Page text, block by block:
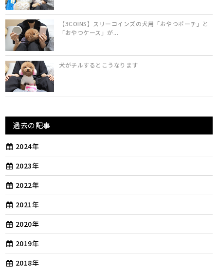
【3COINS】スリーコインズの犬用「おやつポーチ」と
「おやつケース」が...
犬がチルするとこうなります
過去の記事
2024年
2023年
2022年
2021年
2020年
2019年
2018年